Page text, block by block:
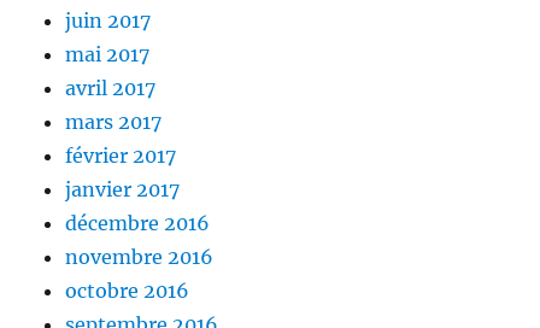
juin 2017
mai 2017
avril 2017
mars 2017
février 2017
janvier 2017
décembre 2016
novembre 2016
octobre 2016